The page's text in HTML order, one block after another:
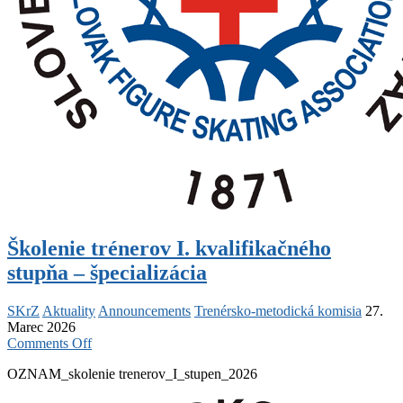
Školenie trénerov I. kvalifikačného
stupňa – špecializácia
SKrZ Aktuality Announcements Trenérsko-metodická komisia 27.
Marec 2026
Comments Offon
trénerov
OZNAM_skolenie trenerov_I_stupen_2026